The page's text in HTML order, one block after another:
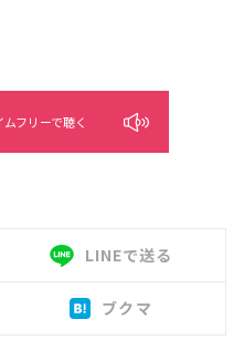
ムフリーで聴く
LINEで送る
ブクマ